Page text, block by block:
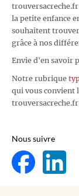
la petite enfance
souhaitent
grâce à nos
Envie d'en savoir
Notre rubrique
qui vous convient
Nous suivre